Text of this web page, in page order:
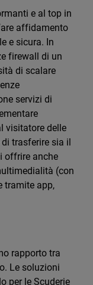
e al top in
affidamento
e sicura. In
firewall di un
di scalare
servizi di
visitatore delle
di trasferire sia il
offrire anche
(con
tramite app,
rapporto tra
Le soluzioni
per le Scuderie